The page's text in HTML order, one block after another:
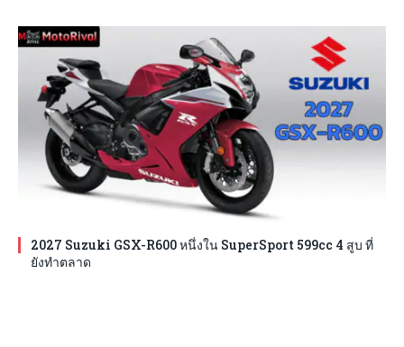
2027 Suzuki GSX-R600 หนึ่งใน SuperSport 599cc 4 สูบ ที่
ยังทำตลาด